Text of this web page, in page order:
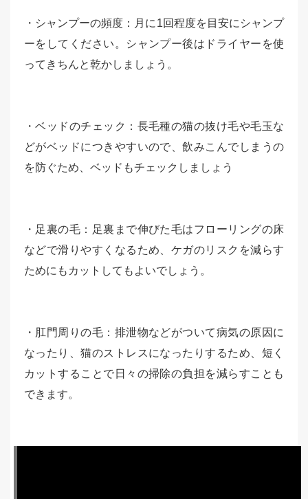
・シャンプーの頻度：月に1回程度を目安にシャンプ
ーをしてください。シャンプー後はドライヤーを使
ってきちんと乾かしましょう。
・ベッドのチェック：長毛種の猫の抜け毛や毛玉な
どがベッドにつきやすいので、飲みこんでしまうの
を防ぐため、ベッドもチェックしましょう
・足裏の毛：足裏まで伸びた毛はフローリングの床
などで滑りやすくなるため、ケガのリスクを減らす
ためにもカットしてもよいでしょう。
・肛門周りの毛：排泄物などがついて病気の原因に
なったり、猫のストレスになったりするため、短く
カットすることで日々の掃除の負担を減らすことも
できます。